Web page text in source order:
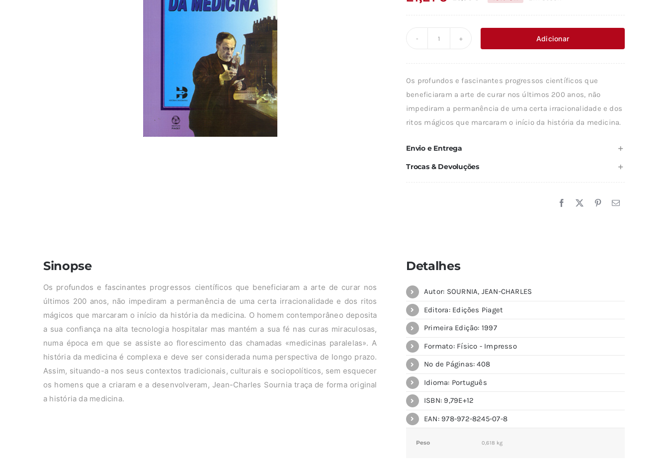
O
era:
O
é:
Adicionar
Os profundos e fascinantes progressos científicos que
beneficiaram a arte de curar nos últimos 200 anos, não
impediram a permanência de uma certa irracionalidade e dos
ritos mágicos que marcaram o início da história da medicina.
Envio e Entrega
Trocas & Devoluções
Sinopse
Os profundos e fascinantes progressos científicos que beneficiaram a arte de curar nos
últimos 200 anos, não impediram a permanência de uma certa irracionalidade e dos ritos
mágicos que marcaram o início da história da medicina. O homem contemporâneo deposita
a sua confiança na alta tecnologia hospitalar mas mantém a sua fé nas curas miraculosas,
numa época em que se assiste ao florescimento das chamadas «medicinas paralelas». A
história da medicina é complexa e deve ser considerada numa perspectiva de longo prazo.
Assim, situando-a nos seus contextos tradicionais, culturais e sociopolíticos, sem esquecer
os homens que a criaram e a desenvolveram, Jean-Charles Sournia traça de forma original
a história da medicina.
Detalhes
Autor: SOURNIA, JEAN-CHARLES
Editora: Edições Piaget
Primeira Edição: 1997
Formato: Físico - Impresso
Nº de Páginas: 408
Idioma: Português
ISBN: 9,79E+12
EAN: 978-972-8245-07-8
Peso 0,618 kg